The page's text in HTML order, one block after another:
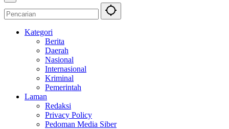
Kategori
Berita
Daerah
Nasional
Internasional
Kriminal
Pemerintah
Laman
Redaksi
Privacy Policy
Pedoman Media Siber